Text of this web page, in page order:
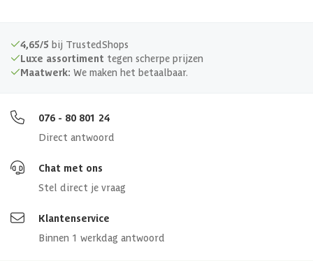
4,65/5 bij TrustedShops
Luxe assortiment tegen scherpe prijzen
Maatwerk: We maken het betaalbaar.
076 - 80 801 24
Direct antwoord
Chat met ons
Stel direct je vraag
Klantenservice
Binnen 1 werkdag antwoord